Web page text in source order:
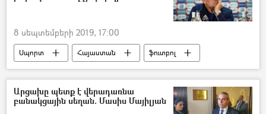
8 սեպտեմբերի 2019, 17:00
Սպորտ Հայաստան
ֆուտբոլ
Հայաստանի ֆուտբոլի ֆեդերացիա
«Ռոմա» ֆուտբոլային ակումբ
Բոսնիա և Հերցեգովինա
Արցախը պետք է վերադառնա
բանակցային սեղան. Մասիս Մայիլյան